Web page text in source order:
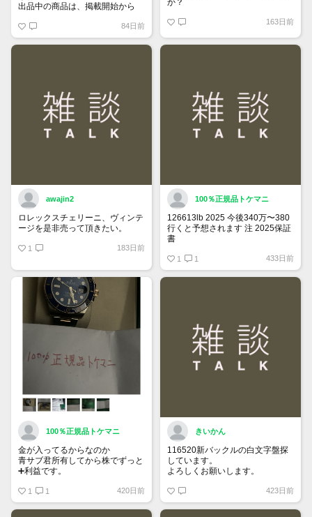
出品中の商品は、掲載開始から
「下書き」へ戻ります。
トップページでお気に入り登録が
84日前
か？
163日前
awajin2
ロレックスチェリーニ、ヴィンテ
ージを是非売って頂きたい。
1 183日前
100％正規品トケマニ
126613lb 2025 今後340万〜380
行くと予想されます 注 2025保証
書
2025/ @Watch_Monster_より
1 1 433日前
100％正規品トケマニ
金が入ってるからなのか
青サブ君所有してから株でずっと
➕利益です。
銘柄番号7932 ニッピ
1 1 420日前
きいかん
116520新バックルの白文字盤探
しています。
よろしくお願いします。
423日前